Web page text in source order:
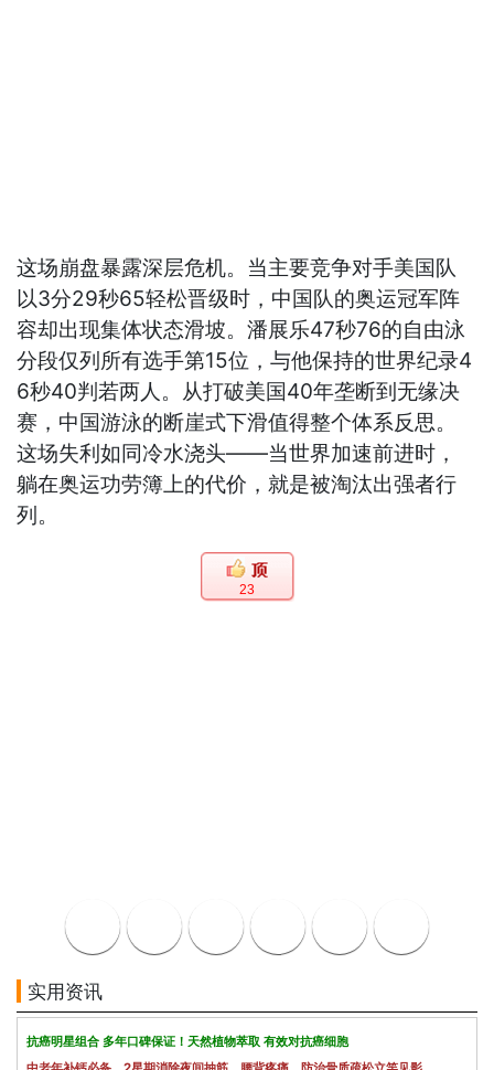
这场崩盘暴露深层危机。当主要竞争对手美国队
以3分29秒65轻松晋级时，中国队的奥运冠军阵
容却出现集体状态滑坡。潘展乐47秒76的自由泳
分段仅列所有选手第15位，与他保持的世界纪录4
6秒40判若两人。从打破美国40年垄断到无缘决
赛，中国游泳的断崖式下滑值得整个体系反思。
这场失利如同冷水浇头——当世界加速前进时，
躺在奥运功劳簿上的代价，就是被淘汰出强者行
列。
23
实用资讯
抗癌明星组合 多年口碑保证！天然植物萃取 有效对抗癌细胞